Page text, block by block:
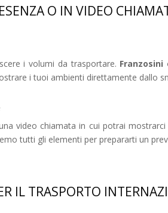
O IN VIDEO
i volumi da trasportare.
i tuoi ambienti direttamente dallo
video chiamata in cui potrai
tutti gli elementi per prepararti un
IL TRASPORTO